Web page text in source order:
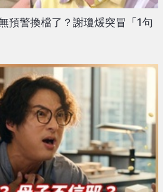
預警換檔了？謝瓊煖突冒「1句